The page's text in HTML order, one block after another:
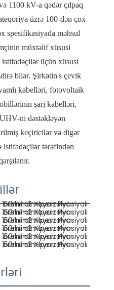
1100 kV-a qədər çılpaq
üzrə 100-dən çox
spesifikasiyada məhsul
müxtəlif xüsusi
üçün xüsusi
bilər. Şirkətin's çevik
kabelləri, fotovoltaik
şarj kabelləri,
ni dəstəkləyən
keçiricilər və digər
istifadəçilər tərəfindən